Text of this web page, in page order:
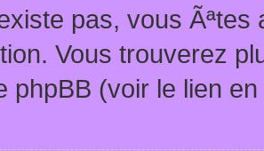
pas, vous Ãªtes
Vous trouverez
phpBB (voir le lien